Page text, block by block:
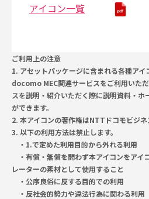
アイコン一覧
ご利用上の注意
1. アセットパッケージに含まれる各種アイ
docomo MEC関連サービスをご利用いた
スを説明・紹介いただく際に説明資料・ホ
ができます。
2. 本アイコンの著作権はNTTドコモビジネ
3. 以下の利用方法は禁止します。
・1.で定めた利用目的から外れる利用
・有償・無償を問わず本アイコンをアイ
レーターの素材として使用すること
・公序良俗に反する目的での利用
・反社会的勢力や違法行為に関わる利用